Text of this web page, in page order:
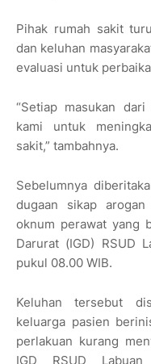
Pihak rumah sakit
dan keluhan
evaluasi untuk
“Setiap masukan
kami untuk
sakit,” tambahnya.
Sebelumnya
dugaan sikap
oknum perawat yang
Darurat (IGD) RSUD
pukul 08.00 WIB.
Keluhan tersebut
keluarga pasien
perlakuan kurang
IGD RSUD